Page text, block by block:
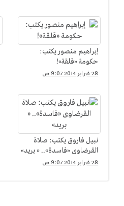
إبراهيم منصور يكتب:
حكومة «قلقة»!
28 فبراير 2014 9:07 ص
نبيل فاروق يكتب: صلاة
القرضاوى «فاسدة».. « بريد»
28 فبراير 2014 9:07 ص